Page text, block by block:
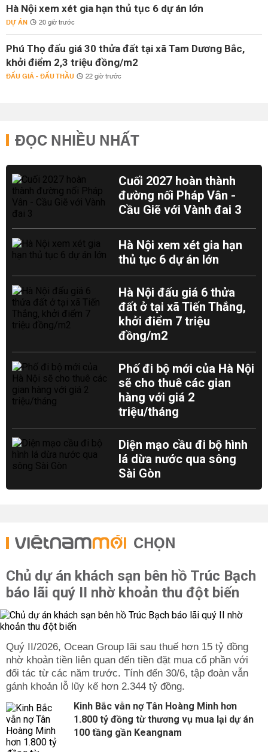
Hà Nội xem xét gia hạn thủ tục 6 dự án lớn
DỰ ÁN 20 giờ trước
Phú Thọ đấu giá 30 thửa đất tại xã Tam Dương Bắc,
khởi điểm 2,3 triệu đồng/m2
ĐẤU GIÁ - ĐẤU THẦU 22 giờ trước
ĐỌC NHIỀU NHẤT
Cuối 2027 hoàn thành
đường nối Pháp Vân -
Cầu Giẽ với Vành đai 3
Hà Nội xem xét gia hạn
thủ tục 6 dự án lớn
Hà Nội đấu giá 6 thửa
đất ở tại xã Tiến Thắng,
khởi điểm 7 triệu
đồng/m2
Phố đi bộ mới của Hà Nội
sẽ cho thuê các gian
hàng với giá 2
triệu/tháng
Diện mạo cầu đi bộ hình
lá dừa nước qua sông
Sài Gòn
CHỌN
Chủ dự án khách sạn bên hồ Trúc Bạch
báo lãi quý II nhờ khoản thu đột biến
Quý II/2026, Ocean Group lãi sau thuế hơn 15 tỷ đồng
nhờ khoản tiền liên quan đến tiền đặt mua cổ phần với
đối tác từ các năm trước. Tính đến 30/6, tập đoàn vẫn
gánh khoản lỗ lũy kế hơn 2.344 tỷ đồng.
Kinh Bắc vẫn nợ Tân Hoàng Minh hơn
1.800 tỷ đồng từ thương vụ mua lại dự án
100 tầng gần Keangnam